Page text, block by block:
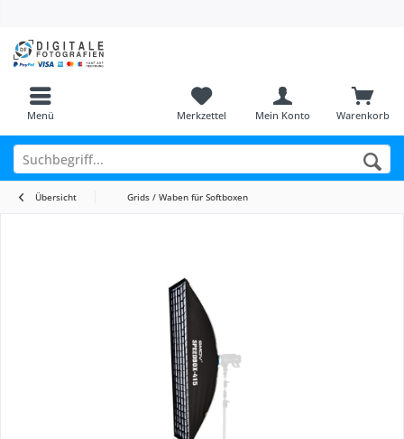
Menü Warenkorb
Merkzettel Mein Konto
Übersicht Grids / Waben für Softboxen